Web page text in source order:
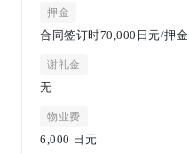
押金
合同签订时70,000日元/押金
谢礼金
无
物业费
6,000 日元